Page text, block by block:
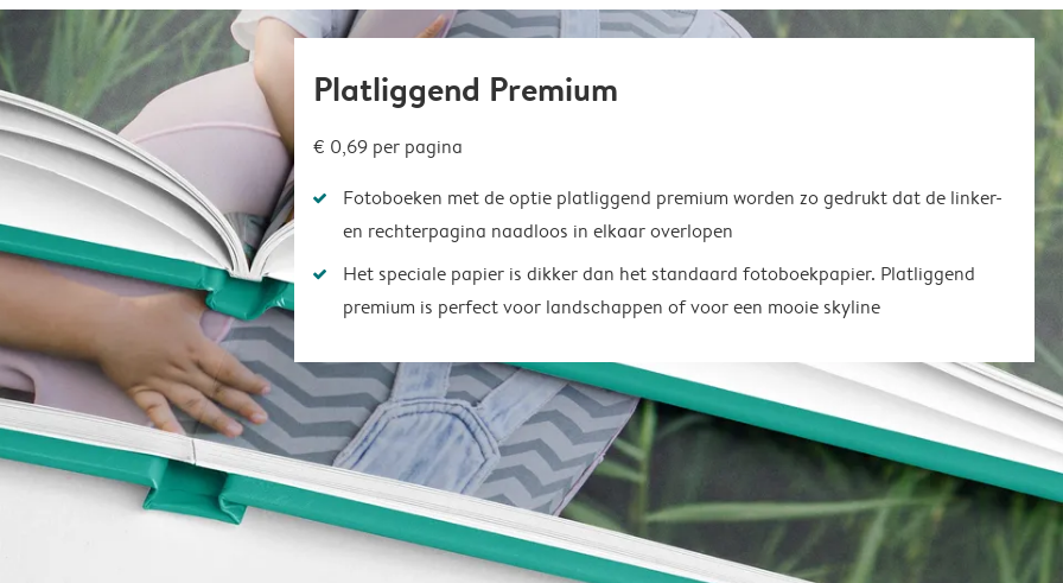
Platliggend Premium
€ 0,69 per pagina
Fotoboeken met de optie platliggend premium worden zo gedrukt dat de linker-
en rechterpagina naadloos in elkaar overlopen
Het speciale papier is dikker dan het standaard fotoboekpapier. Platliggend
premium is perfect voor landschappen of voor een mooie skyline